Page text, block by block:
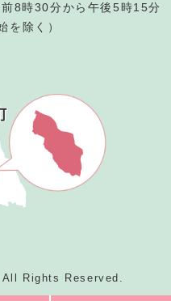
8時30分から午後5時15分
を除く）
Rights Reserved.